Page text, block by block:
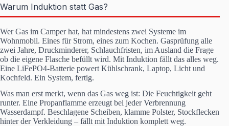
Warum Induktion statt Gas?
Wer Gas im Camper hat, hat mindestens zwei Systeme im
Wohnmobil. Eines für Strom, eines zum Kochen. Gasprüfung alle
zwei Jahre, Druckminderer, Schlauchfristen, im Ausland die Frage
ob die eigene Flasche befüllt wird. Mit Induktion fällt das alles weg.
Eine LiFePO4-Batterie powert Kühlschrank, Laptop, Licht und
Kochfeld. Ein System, fertig.
Was man erst merkt, wenn das Gas weg ist: Die Feuchtigkeit geht
runter. Eine Propanflamme erzeugt bei jeder Verbrennung
Wasserdampf. Beschlagene Scheiben, klamme Polster, Stockflecken
hinter der Verkleidung – fällt mit Induktion komplett weg.